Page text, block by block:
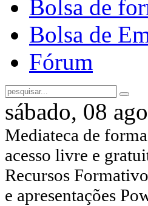
Bolsa de
Bolsa de
Fórum
sábado, 08
Mediateca de
acesso livre e
Recursos
e apresentações